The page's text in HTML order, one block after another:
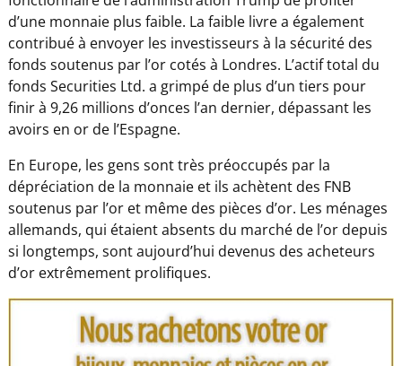
d’une monnaie plus faible. La faible livre a également
contribué à envoyer les investisseurs à la sécurité des
fonds soutenus par l’or cotés à Londres. L’actif total du
fonds Securities Ltd. a grimpé de plus d’un tiers pour
finir à 9,26 millions d’onces l’an dernier, dépassant les
avoirs en or de l’Espagne.
En Europe, les gens sont très préoccupés par la
dépréciation de la monnaie et ils achètent des FNB
soutenus par l’or et même des pièces d’or. Les ménages
allemands, qui étaient absents du marché de l’or depuis
si longtemps, sont aujourd’hui devenus des acheteurs
d’or extrêmement prolifiques.